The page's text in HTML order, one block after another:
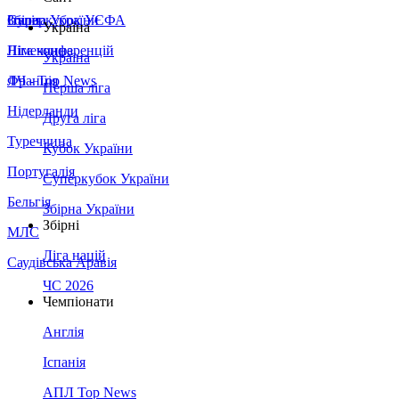
Збірна України
Італія
Німеччина
Франція
Нідерланди
Туреччина
Португалія
Бельгія
МЛС
Саудівська Аравія
Суперкубок УЄФА
Ліга конференцій
ЛЧ - Top News
Україна
Україна
Перша ліга
Друга ліга
Кубок України
Суперкубок України
Збірна України
Збірні
Ліга націй
ЧС 2026
Чемпіонати
Англія
Іспанія
АПЛ Top News